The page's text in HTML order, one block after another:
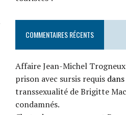
COMMENTAIRES RÉCENTS
Affaire Jean-Michel
prison avec sursis requis
transsexualité de Brigitte
condamnés.